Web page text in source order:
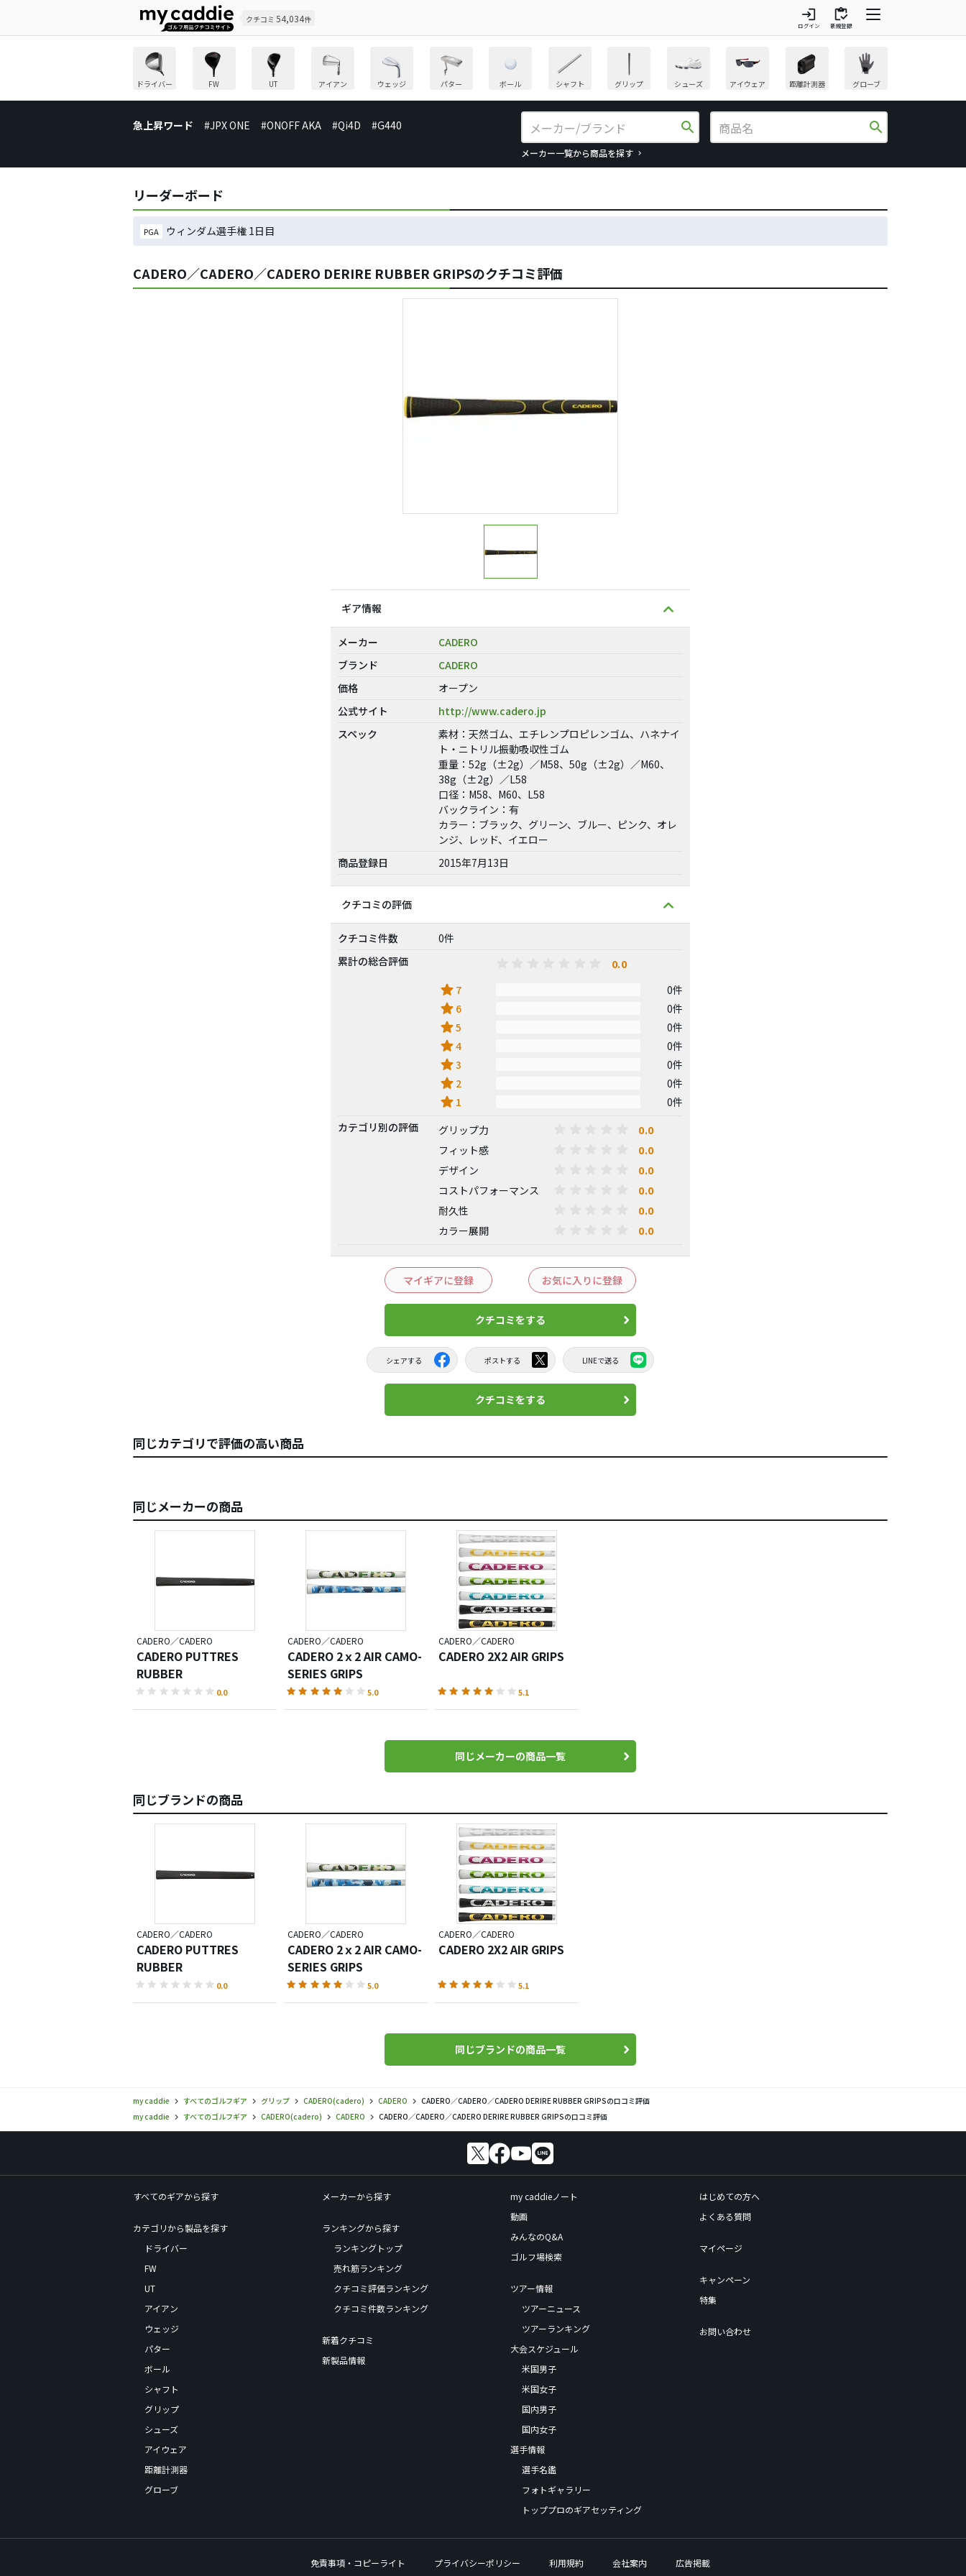
クチコミ 54,034件 login
ログイン
inventory
新規登録
ドライバー FW UT アイアン ウェッジ パター ボール シャフト グリップ シューズ アイウェア 距離計測器 グローブ
急上昇ワード #JPX ONE #ONOFF AKA #Qi4D #G440 search
メーカー一覧から商品を探す
search
リーダーボード
PGA ウィンダム選手権 1日目
CADERO／CADERO／CADERO DERIRE RUBBER GRIPSのクチコミ評価
ギア情報
メーカー
CADERO
ブランド
CADERO
価格
オープン
公式サイト
http://www.cadero.jp
スペック
素材：天然ゴム、エチレンプロピレンゴム、ハネナイ
ト・ニトリル振動吸収性ゴム
重量：52g（±2g）／M58、50g（±2g）／M60、
38g（±2g）／L58
口径：M58、M60、L58
バックライン：有
カラー：ブラック、グリーン、ブルー、ピンク、オレ
ンジ、レッド、イエロー
商品登録日
2015年7月13日
クチコミの評価
クチコミ件数
0件
累計の総合評価
0.0
star 7 0件
star 6 0件
star5 0件
star4 0件
star3 0件
star 2 0件
star 1
0件
カテゴリ別の評価
グリップ力 0.0
フィット感 0.0
デザイン 0.0
コストパフォーマンス 0.0
耐久性 0.0
カラー展開 0.0
マイギアに登録 お気に入りに登録
クチコミをする
シェアする ポストする LINEで送る
クチコミをする
同じカテゴリで評価の高い商品
同じメーカーの商品
CADERO／CADERO
CADERO PUTTRES
RUBBER
0.0
CADERO／CADERO
CADERO 2ｘ2 AIR CAMO-
SERIES GRIPS
5.0
CADERO／CADERO
CADERO 2X2 AIR GRIPS
5.1
同じメーカーの商品一覧
同じブランドの商品
CADERO／CADERO
CADERO PUTTRES
RUBBER
0.0
CADERO／CADERO
CADERO 2ｘ2 AIR CAMO-
SERIES GRIPS
5.0
CADERO／CADERO
CADERO 2X2 AIR GRIPS
5.1
同じブランドの商品一覧
my caddie すべてのゴルフギア グリップ CADERO(cadero) CADERO
CADERO／CADERO／CADERO DERIRE RUBBER GRIPSの口コミ評価
my caddie
すべてのゴルフギア CADERO(cadero) CADERO CADERO／CADERO／CADERO DERIRE RUBBER GRIPSの口コミ評価
すべてのギアから探す
カテゴリから製品を探す
ドライバー
FW
UT
アイアン
ウェッジ
パター
ボール
シャフト
グリップ
シューズ
アイウェア
距離計測器
グローブ
メーカーから探す
ランキングから探す
ランキングトップ
売れ筋ランキング
クチコミ評価ランキング
クチコミ件数ランキング
新着クチコミ
新製品情報
my caddieノート
動画
みんなのQ&A
ゴルフ場検索
ツアー情報
ツアーニュース
ツアーランキング
大会スケジュール
米国男子
米国女子
国内男子
国内女子
選手情報
選手名鑑
フォトギャラリー
トッププロのギアセッティング
はじめての方へ
よくある質問
マイページ
キャンペーン
特集
お問い合わせ
免責事項・コピーライト プライバシーポリシー 利用規約 会社案内 広告掲載